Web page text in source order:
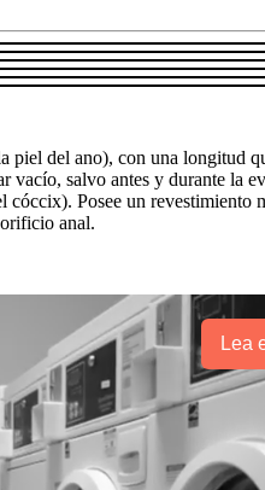
del ano), con una longitud
salvo antes y durante la
Posee un
anal.
Lea